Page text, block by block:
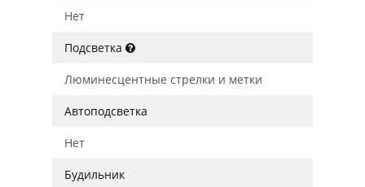
Нет
Подсветка
Люминесцентные стрелки и метки
Автоподсветка
Нет
Будильник